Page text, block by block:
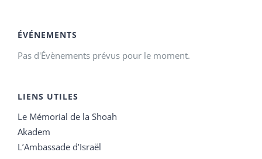
ÉVÉNEMENTS
Pas d'Évènements prévus pour le moment.
LIENS UTILES
Le Mémorial de la Shoah
Akadem
L’Ambassade d’Israël